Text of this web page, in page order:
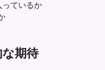
っているか
期待